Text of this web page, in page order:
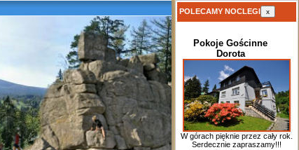
POLECAMY NOCLEGI x
Pokoje Gościnne
Dorota
W górach pięknie przez cały rok.
Serdecznie zapraszamy!!!